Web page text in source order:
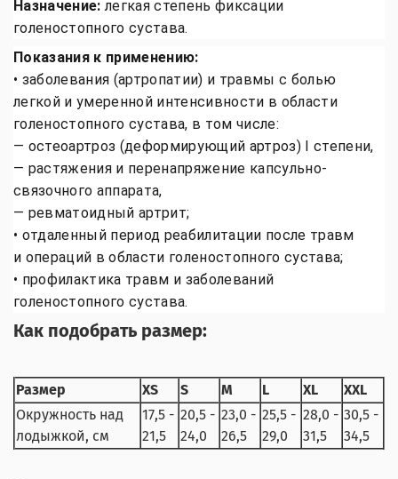
Назначение: легкая степень фиксации
голеностопного сустава.
Показания к применению:
• заболевания (артропатии) и травмы с болью
легкой и умеренной интенсивности в области
голеностопного сустава, в том числе:
— остеоартроз (деформирующий артроз) I степени,
— растяжения и перенапряжение капсульно-
связочного аппарата,
— ревматоидный артрит;
• отдаленный период реабилитации после травм
и операций в области голеностопного сустава;
• профилактика травм и заболеваний
голеностопного сустава.
Как подобрать размер:
Размер XS S M L XL
XXL
Окружность над
лодыжкой, см
17,5 -
21,5
20,5 -
24,0
23,0 -
26,5
25,5 -
29,0
28,0 -
31,5
30,5 -
34,5